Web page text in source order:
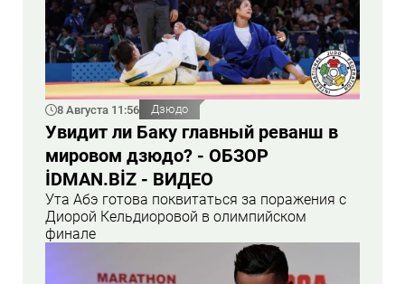
8 Августа 11:56 Дзюдо
Увидит ли Баку главный реванш в
мировом дзюдо? - ОБЗОР
İDMAN.BİZ - ВИДЕО
Ута Абэ готова поквитаться за поражения с
Диорой Кельдиоровой в олимпийском
финале